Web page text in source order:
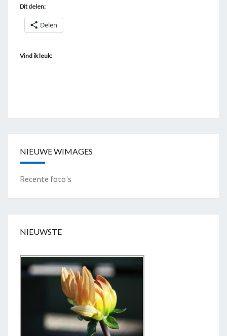
Dit delen:
Delen
Vind ik leuk:
NIEUWE WIMAGES
Recente foto's
NIEUWSTE